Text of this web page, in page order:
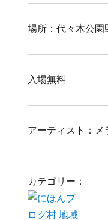
場所：代々木公園
入場無料
アーティスト：
カテゴリー：